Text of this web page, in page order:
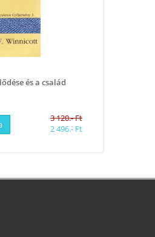
és a család
3 120.- Ft
2 496.- Ft